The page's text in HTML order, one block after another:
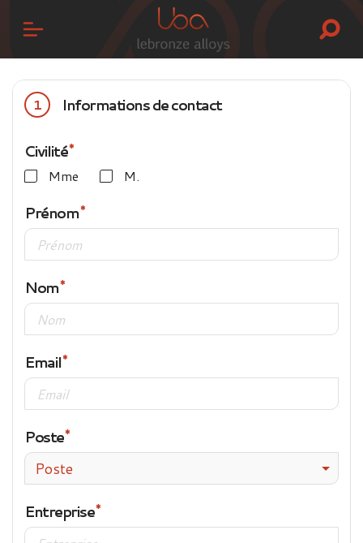
1 Informations de contact
Civilité
Mme M.
Prénom
Nom
Email
Poste
Poste
Entreprise